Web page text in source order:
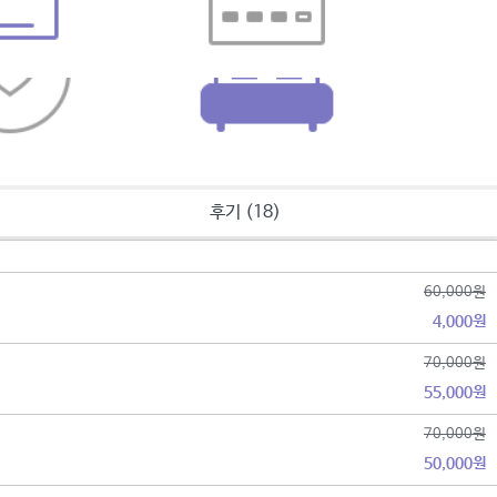
후기 (18)
60,000원
4,000원
70,000원
55,000원
70,000원
50,000원